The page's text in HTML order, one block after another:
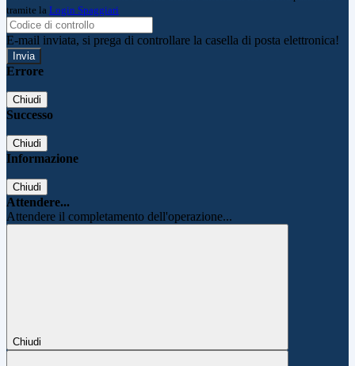
tramite la Login Spaggiari
E-mail inviata, si prega di controllare la casella di posta elettronica!
Errore
Chiudi
Successo
Chiudi
Informazione
Chiudi
Attendere...
Attendere il completamento dell'operazione...
Chiudi